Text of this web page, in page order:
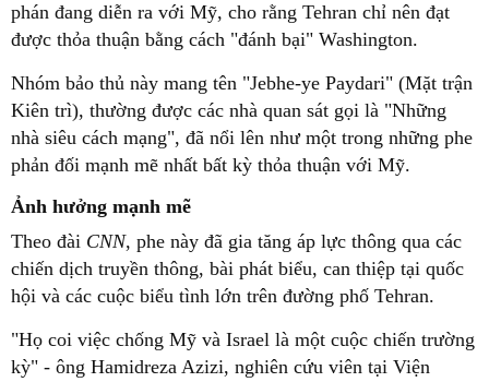
phán đang diễn ra với Mỹ, cho rằng Tehran chỉ nên đạt
được thỏa thuận bằng cách "đánh bại" Washington.
Nhóm bảo thủ này mang tên "Jebhe-ye Paydari" (Mặt trận
Kiên trì), thường được các nhà quan sát gọi là "Những
nhà siêu cách mạng", đã nổi lên như một trong những phe
phản đối mạnh mẽ nhất bất kỳ thỏa thuận với Mỹ.
Ảnh hưởng mạnh mẽ
Theo đài CNN, phe này đã gia tăng áp lực thông qua các
chiến dịch truyền thông, bài phát biểu, can thiệp tại quốc
hội và các cuộc biểu tình lớn trên đường phố Tehran.
"Họ coi việc chống Mỹ và Israel là một cuộc chiến trường
kỳ" - ông Hamidreza Azizi, nghiên cứu viên tại Viện